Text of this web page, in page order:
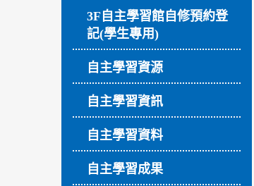
3F自主學習館自修預約登
記(學生專用)
自主學習資源
自主學習資訊
自主學習資料
自主學習成果